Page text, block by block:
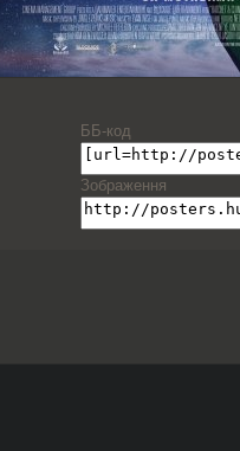
ББ-код
Зображення